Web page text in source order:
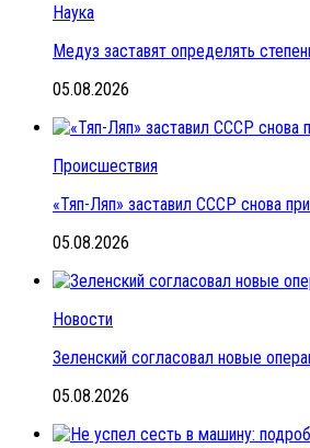
Наука
Медуз заставят определять
05.08.2026
Происшествия
«Тяп-Ляп» заставил СССР снова
05.08.2026
Новости
Зеленский согласовал новые
05.08.2026